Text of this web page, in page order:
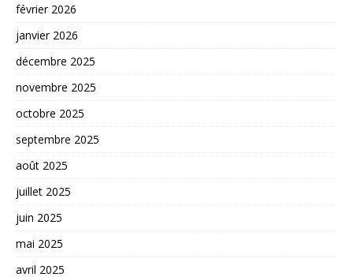
février 2026
janvier 2026
décembre 2025
novembre 2025
octobre 2025
septembre 2025
août 2025
juillet 2025
juin 2025
mai 2025
avril 2025